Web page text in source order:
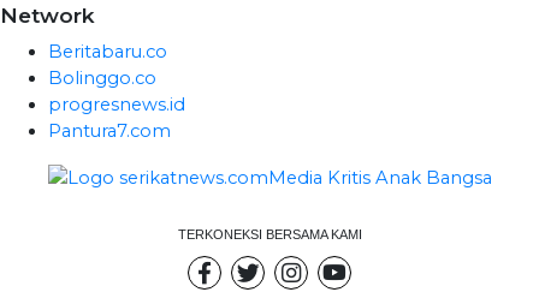
Network
Beritabaru.co
Bolinggo.co
progresnews.id
Pantura7.com
TERKONEKSI BERSAMA KAMI